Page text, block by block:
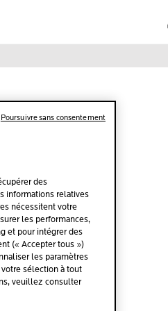
des
informations relatives
nécessitent votre
les performances,
et pour intégrer des
(« Accepter tous »)
les paramètres
sélection à tout
veuillez consulter
Poursuivre sans consentement